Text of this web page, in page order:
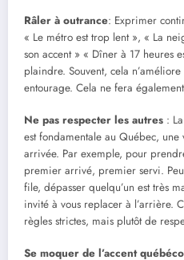
Râler à outrance: Exprimer
« Le métro est trop lent », « La
son accent » « Dîner à 17 heures
plaindre. Souvent, cela
entourage. Cela ne fera
Ne pas respecter les autres :
est fondamentale au Québec,
arrivée. Par exemple, pour
premier arrivé, premier servi.
file, dépasser quelqu’un est très
invité à vous replacer à l’arrière.
règles strictes, mais plutôt de
Se moquer de l’accent